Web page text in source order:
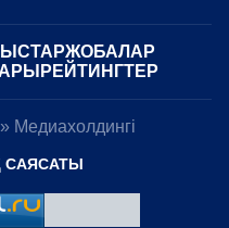
ЖОБАЛАР
РЕЙТИНГТЕР
Медиахолдингі
САЯСАТЫ